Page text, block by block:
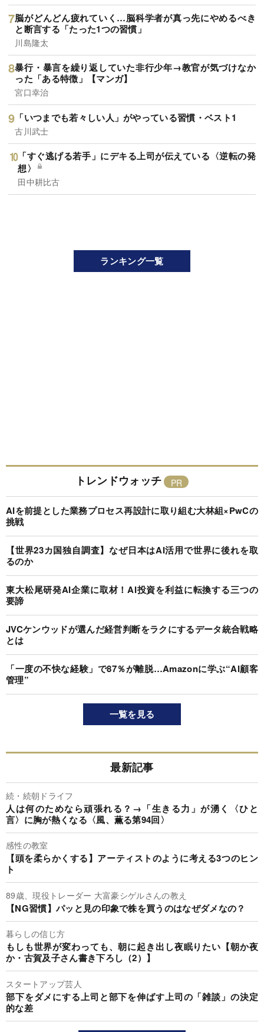
脳がどんどん疲れていく…脳科学者が真っ先にやめるべき
と断言する「たった1つの習慣」
川島隆太
暴行・暴言を繰り返していた非行少年→教官が気づけなか
った「ある特徴」【マンガ】
宮口幸治
「いつまでも若々しい人」がやっている習慣・ベスト1
古川武士
「すぐ逃げる若手」にデキる上司が伝えている〈逆転の発
想〉
田中耕比古
ランキング一覧
トレンドウォッチ
AIを前提とした業務プロセス再設計に取り組む大林組×PwCの
挑戦
【世界23カ国独自調査】なぜ日本はAI活用で世界に後れを取
るのか
東大松尾研発AI企業に取材！AI投資を利益に転換する三つの
要諦
JVCケンウッドが選んだ経営判断をラクにするデータ統合戦略
とは
「一度の不快な経験」で87％が離脱…Amazonに学ぶ“AI顧客
管理”
一覧を見る
最新記事
続・続朝ドライフ
人は何のためなら頑張れる？→「生きる力」が湧く〈ひと
言〉に胸が熱くなる〈風、薫る第94回〉
感性の教室
【頭を柔らかくする】アーティストのように考える3つのヒン
ト
89歳、現役トレーダー 大富豪シゲルさんの教え
【NG習慣】パッと見の印象で株を買うのはなぜダメなの？
暮らしの信じ方
もしも世界が変わっても、朝に起き出し夜眠りたい【朝か夜
か・古賀及子さん書き下ろし（2）】
スタートアップ芸人
部下をダメにする上司と部下を伸ばす上司の「雑談」の決定
的な差